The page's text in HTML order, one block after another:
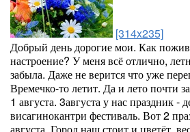
[314x235]
Добрый день дорогие мои. Как
настроение? У меня всё отлично,
забыла. Даже не верится что уже
Времечко-то летит. Да и лето почти
1 августа. 3августа у нас праздник -
висагинокантри фестиваль. Вот 2